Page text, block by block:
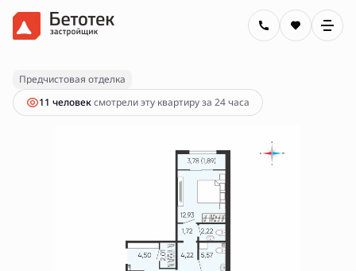
2-комнатная66.69 м 7 400 000 руб.
Ипотекаот 26 576 руб.
Предчистовая отделка
11 человексмотрели эту квартиру за 24 часа